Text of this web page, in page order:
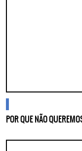
POR QUE NÃO